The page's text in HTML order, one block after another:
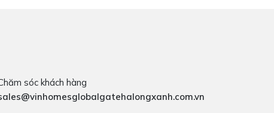
sóc khách hàng